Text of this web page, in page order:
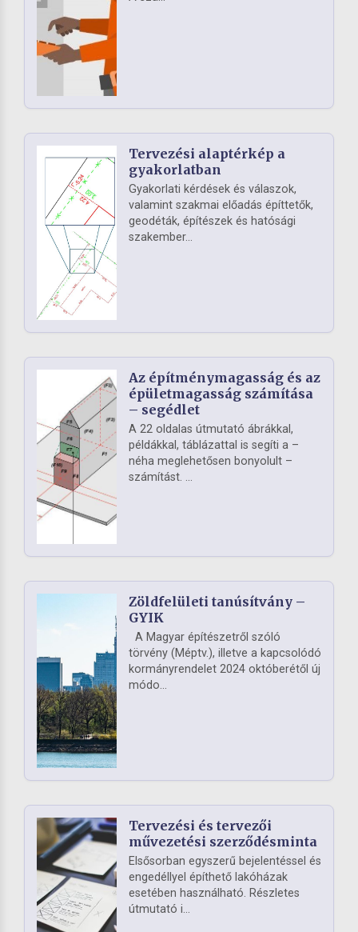
Tervezési alaptérkép a
gyakorlatban
Gyakorlati kérdések és válaszok,
valamint szakmai előadás építtetők,
geodéták, építészek és hatósági
szakember...
Az építménymagasság és az
épületmagasság számítása
– segédlet
A 22 oldalas útmutató ábrákkal,
példákkal, táblázattal is segíti a –
néha meglehetősen bonyolult –
számítást. ...
Zöldfelületi tanúsítvány –
GYIK
A Magyar építészetről szóló
törvény (Méptv.), illetve a kapcsolódó
kormányrendelet 2024 októberétől új
módo...
Tervezési és tervezői
művezetési szerződésminta
Elsősorban egyszerű bejelentéssel és
engedéllyel építhető lakóházak
esetében használható. Részletes
útmutató i...